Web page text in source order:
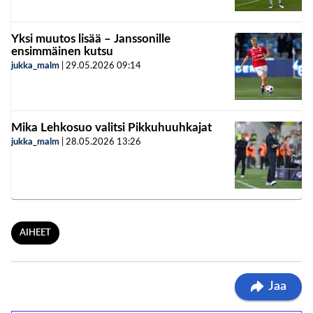
Yksi muutos lisää – Janssonille
ensimmäinen kutsu
jukka_malm 29.05.2026 09:14
Mika Lehkosuo valitsi Pikkuhuuhkajat
jukka_malm 28.05.2026 13:26
AIHEET
Jaa